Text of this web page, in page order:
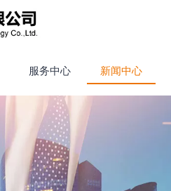
服务中心 新闻中心